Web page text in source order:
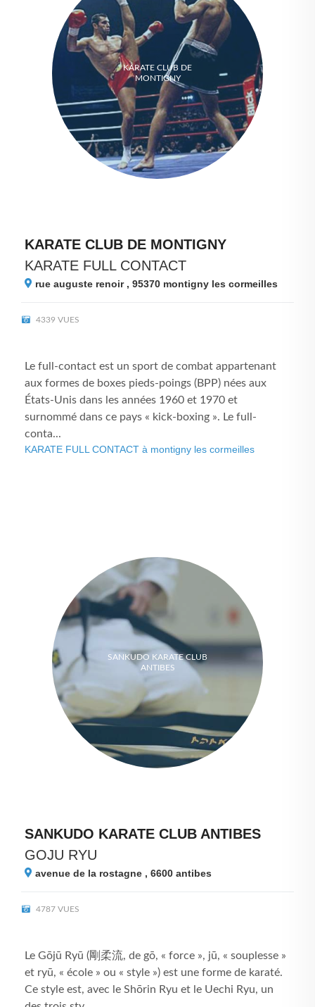
KARATE CLUB DE
MONTIGNY
KARATE CLUB DE MONTIGNY
KARATE FULL CONTACT
rue auguste renoir , 95370 montigny les cormeilles
4339 VUES
Le full-contact est un sport de combat appartenant
aux formes de boxes pieds-poings (BPP) nées aux
États-Unis dans les années 1960 et 1970 et
surnommé dans ce pays « kick-boxing ». Le full-
conta...
KARATE FULL CONTACT à montigny les cormeilles
SANKUDO KARATE CLUB
ANTIBES
SANKUDO KARATE CLUB ANTIBES
GOJU RYU
avenue de la rostagne , 6600 antibes
4787 VUES
Le Gōjū Ryū (剛柔流, de gō, « force », jū, « souplesse »
et ryū, « école » ou « style ») est une forme de karaté.
Ce style est, avec le Shōrin Ryu et le Uechi Ryu, un